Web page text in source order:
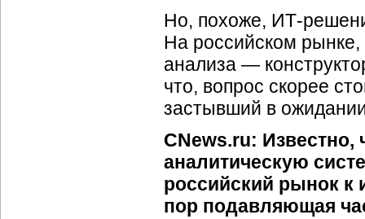
Но, похоже, ИТ-
На российском
анализа —
что, вопрос скорее
застывший в
CNews.ru: Известно,
аналитическую
российский рынок к
пор подавляющая